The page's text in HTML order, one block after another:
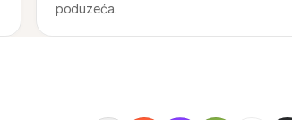
poduzeća.